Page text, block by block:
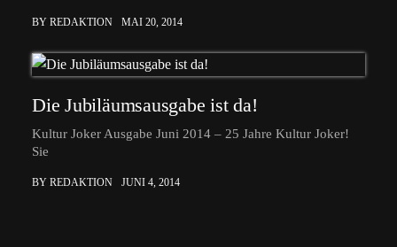
BY REDAKTION MAI 20, 2014
Die Jubiläumsausgabe ist da!
Kultur Joker Ausgabe Juni 2014 – 25 Jahre Kultur Joker!
Sie
BY REDAKTION JUNI 4, 2014